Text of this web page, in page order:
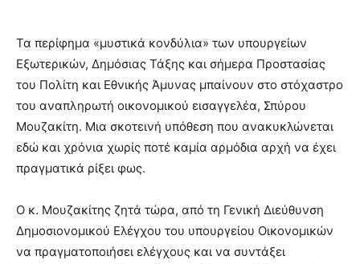
Τα περίφημα «μυστικά κονδύλια» των υπουργείων
Εξωτερικών, Δημόσιας Τάξης και σήμερα Προστασίας
του Πολίτη και Εθνικής Άμυνας μπαίνουν στο στόχαστρο
του αναπληρωτή οικονομικού εισαγγελέα, Σπύρου
Μουζακίτη. Μια σκοτεινή υπόθεση που ανακυκλώνεται
εδώ και χρόνια χωρίς ποτέ καμία αρμόδια αρχή να έχει
πραγματικά ρίξει φως.
Ο κ. Μουζακίτης ζητά τώρα, από τη Γενική Διεύθυνση
Δημοσιονομικού Ελέγχου του υπουργείου Οικονομικών
να πραγματοποιήσει ελέγχους και να συντάξει